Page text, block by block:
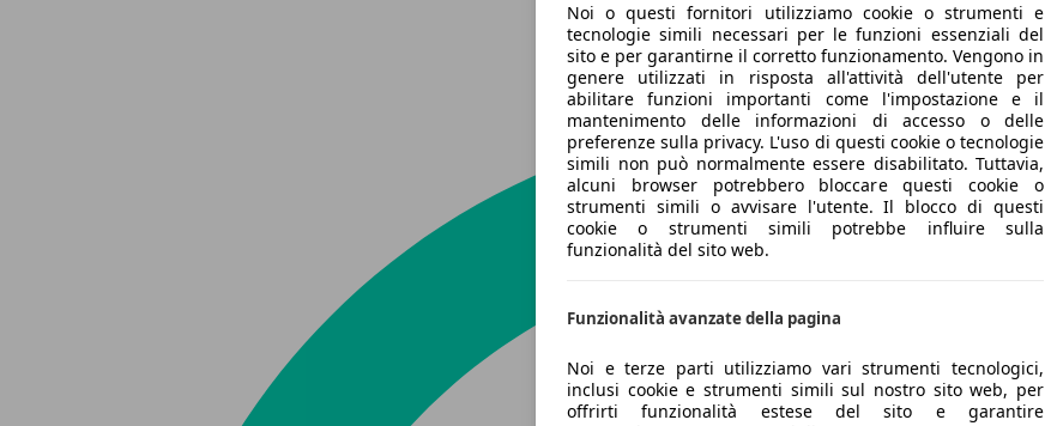
Noi o questi fornitori utilizziamo cookie o strumenti e
tecnologie simili necessari per le funzioni essenziali del
sito e per garantirne il corretto funzionamento. Vengono in
genere utilizzati in risposta all'attività dell'utente per
abilitare funzioni importanti come l'impostazione e il
mantenimento delle informazioni di accesso o delle
preferenze sulla privacy. L'uso di questi cookie o tecnologie
simili non può normalmente essere disabilitato. Tuttavia,
alcuni browser potrebbero bloccare questi cookie o
strumenti simili o avvisare l'utente. Il blocco di questi
cookie o strumenti simili potrebbe influire sulla
funzionalità del sito web.
Funzionalità avanzate della pagina
Noi e terze parti utilizziamo vari strumenti tecnologici,
inclusi cookie e strumenti simili sul nostro sito web, per
offrirti funzionalità estese del sito e garantire